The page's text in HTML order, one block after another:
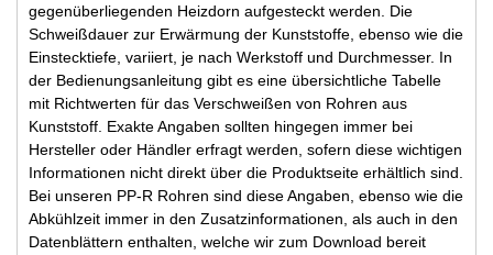
gegenüberliegenden Heizdorn aufgesteckt werden. Die
Schweißdauer zur Erwärmung der Kunststoffe, ebenso wie die
Einstecktiefe, variiert, je nach Werkstoff und Durchmesser. In
der Bedienungsanleitung gibt es eine übersichtliche Tabelle
mit Richtwerten für das Verschweißen von Rohren aus
Kunststoff. Exakte Angaben sollten hingegen immer bei
Hersteller oder Händler erfragt werden, sofern diese wichtigen
Informationen nicht direkt über die Produktseite erhältlich sind.
Bei unseren PP-R Rohren sind diese Angaben, ebenso wie die
Abkühlzeit immer in den Zusatzinformationen, als auch in den
Datenblättern enthalten, welche wir zum Download bereit